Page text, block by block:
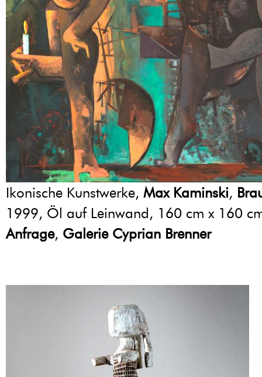
Ikonische Kunstwerke, Max Kaminski,
1999, Öl auf Leinwand, 160 cm x 160
Anfrage, Galerie Cyprian Brenner